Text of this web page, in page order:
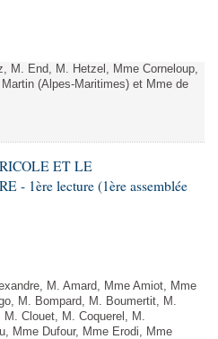
M. End, M. Hetzel, Mme Corneloup,
(Alpes-Maritimes) et Mme de
ET LE
- 1ère lecture (1ère assemblée
M. Amard, Mme Amiot, Mme
M. Bompard, M. Boumertit, M.
Clouet, M. Coquerel, M.
Mme Dufour, Mme Erodi, Mme